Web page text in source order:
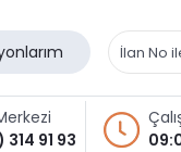
91 93